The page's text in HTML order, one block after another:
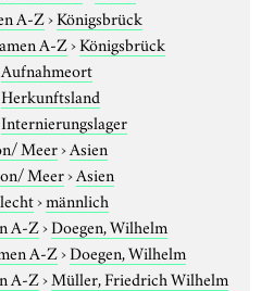
A-Z›Königsbrück
A-Z›Königsbrück
Aufnahmeort
Herkunftsland
Internierungslager
Meer›Asien
Meer›Asien
›männlich
A-Z›Doegen, Wilhelm
A-Z›Doegen, Wilhelm
A-Z›Müller, Friedrich Wilhelm